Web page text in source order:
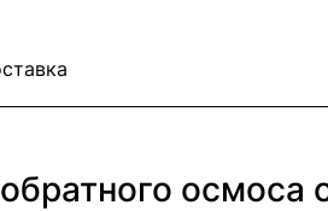
осмоса